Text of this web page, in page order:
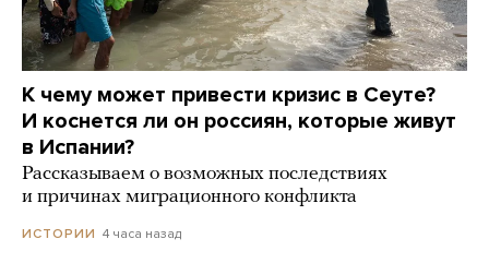
К чему может привести кризис в Сеуте?
И коснется ли он россиян, которые живут
в Испании?
Рассказываем о возможных последствиях
и причинах миграционного конфликта
ИСТОРИИ 4 часа назад